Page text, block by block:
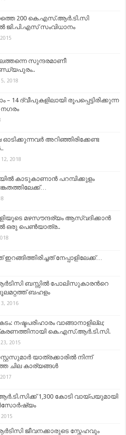
200 കെ.എസ്.ആര്‍.ടി.സി
സംവിധാനം
സുന്ദരമാണീ
2018
– 14 ദ്വീപുകളിലായി രൂപപ്പെട്ടിരിക്കുന്ന
നഗരം
ഓടിക്കുന്നവർ അറിഞ്ഞിരിക്കേണ്ട
2018
കാടുകാണാൻ പറമ്പിക്കുളം
മഴസൗന്ദര്യം ആസ്വദിക്കാൻ
ഒരു പെൺയാത്ര..
നേപ്പാളിലേക്ക്…
ബസ്സില്‍ പോലിസുകാരന്‍റെ
മൂലമറ്റത്ത് ബഹളം
2016
നഷ്ടപരിഹാരം വാങ്ങാനാളില്ല;
കെ.എസ്.ആര്‍.ടി.സി.
2015
യാത്രക്കാരില്‍ നിന്ന്
ചില കാര്യങ്ങള്‍
1,300 കോടി വായ്‌പയുമായി
ജീവനക്കാരുടെ സ്നേഹവും